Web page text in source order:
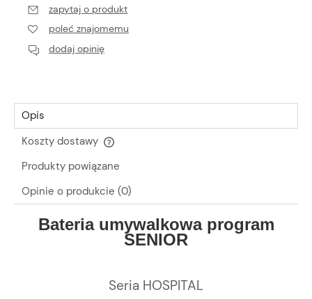
zapytaj o produkt
poleć znajomemu
dodaj opinię
Opis
Koszty dostawy
Cena nie zawiera ewentualnych kosztów płatności
Produkty powiązane
Opinie o produkcie (0)
Bateria umywalkowa program
SENIOR
Seria HOSPITAL